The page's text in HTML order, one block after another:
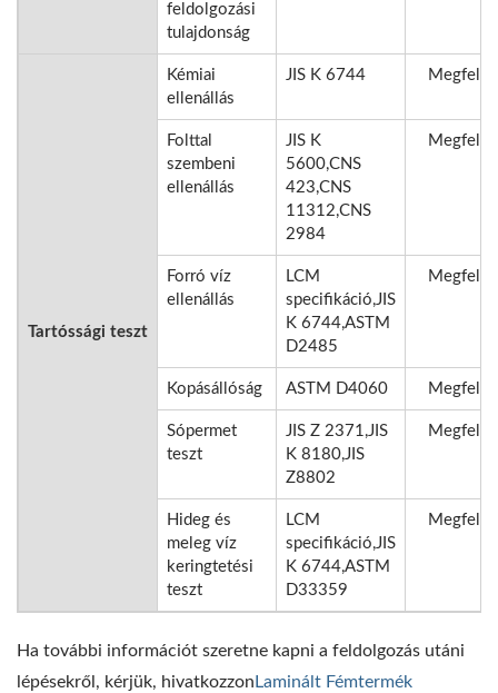
feldolgozási
tulajdonság
Tartóssági teszt
Kémiai
ellenállás
JIS K 6744 Megfelelt
Folttal
szembeni
ellenállás
JIS K
5600,CNS
423,CNS
11312,CNS
2984
Megfelelt
Forró víz
ellenállás
LCM
specifikáció,JIS
K 6744,ASTM
D2485
Megfelelt
Kopásállóság ASTM D4060 Megfelelt
Sópermet
teszt
JIS Z 2371,JIS
K 8180,JIS
Z8802
Megfelelt
Hideg és
meleg víz
keringtetési
teszt
LCM
specifikáció,JIS
K 6744,ASTM
D33359
Megfelelt
Ha további információt szeretne kapni a feldolgozás utáni
lépésekről, kérjük, hivatkozzon Laminált Fémtermék